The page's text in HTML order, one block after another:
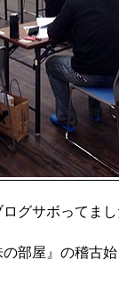
グサボってま
部屋』の稽古